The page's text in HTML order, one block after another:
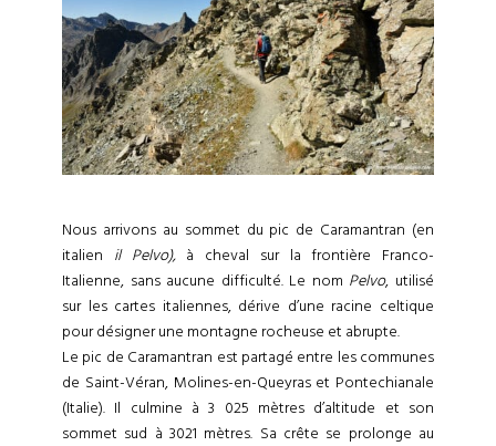
Nous arrivons au sommet du pic de Caramantran (en
italien il Pelvo),à cheval sur la frontière Franco-
Italienne, sans aucune difficulté. Le nom Pelvo, utilisé
sur les cartes italiennes, dérive d’une racine celtique
pour désigner une montagne rocheuse et abrupte.
Le pic de Caramantran est partagé entre les communes
de Saint-Véran, Molines-en-Queyras et Pontechianale
(Italie). Il culmine à 3 025 mètres d’altitude et son
sommet sud à 3021 mètres. Sa crête se prolonge au